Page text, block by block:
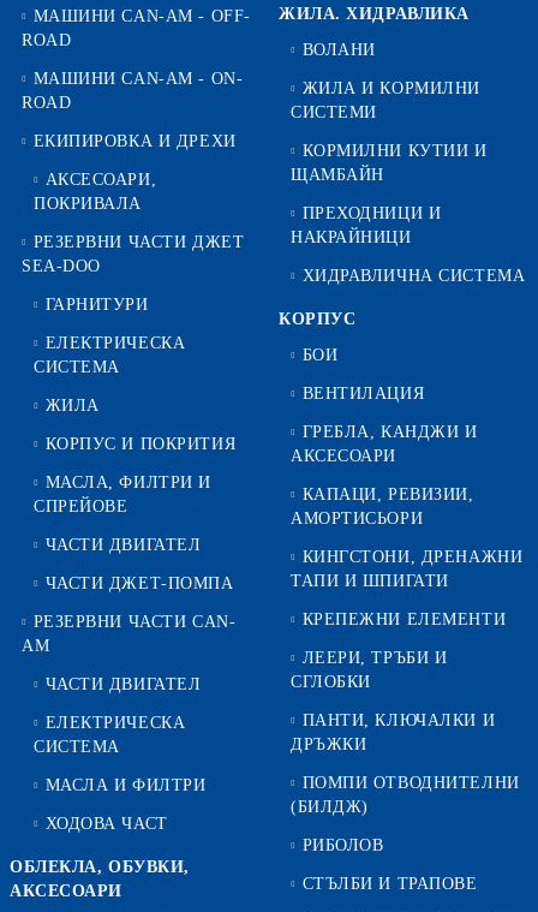
МАШИНИ CAN-AM - OFF-
ROAD
МАШИНИ CAN-AM - ON-
ROAD
ЕКИПИРОВКА И ДРЕХИ
АКСЕСОАРИ,
ПОКРИВАЛА
РЕЗЕРВНИ ЧАСТИ ДЖЕТ
SEA-DOO
ГАРНИТУРИ
ЕЛЕКТРИЧЕСКА
СИСТЕМА
ЖИЛА
КОРПУС И ПОКРИТИЯ
МАСЛА, ФИЛТРИ И
СПРЕЙОВЕ
ЧАСТИ ДВИГАТЕЛ
ЧАСТИ ДЖЕТ-ПОМПА
РЕЗЕРВНИ ЧАСТИ CAN-
AM
ЧАСТИ ДВИГАТЕЛ
ЕЛЕКТРИЧЕСКА
СИСТЕМА
МАСЛА И ФИЛТРИ
ХОДОВА ЧАСТ
ОБЛЕКЛА, ОБУВКИ,
АКСЕСОАРИ
ЖИЛА. ХИДРАВЛИКА
ВОЛАНИ
ЖИЛА И КОРМИЛНИ
СИСТЕМИ
КОРМИЛНИ КУТИИ И
ЩАМБАЙН
ПРЕХОДНИЦИ И
НАКРАЙНИЦИ
ХИДРАВЛИЧНА СИСТЕМА
КОРПУС
БОИ
ВЕНТИЛАЦИЯ
ГРЕБЛА, КАНДЖИ И
АКСЕСОАРИ
КАПАЦИ, РЕВИЗИИ,
АМОРТИСЬОРИ
КИНГСТОНИ, ДРЕНАЖНИ
ТАПИ И ШПИГАТИ
КРЕПЕЖНИ ЕЛЕМЕНТИ
ЛЕЕРИ, ТРЪБИ И
СГЛОБКИ
ПАНТИ, КЛЮЧАЛКИ И
ДРЪЖКИ
ПОМПИ ОТВОДНИТЕЛНИ
(БИЛДЖ)
РИБОЛОВ
СТЪЛБИ И ТРАПОВЕ